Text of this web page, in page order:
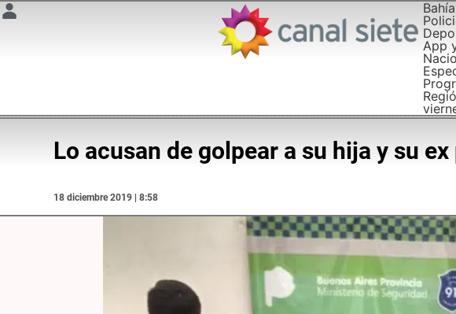
Bahía
App
Lo acusan de golpear a su hija y su
18 diciembre 2019 | 8:58